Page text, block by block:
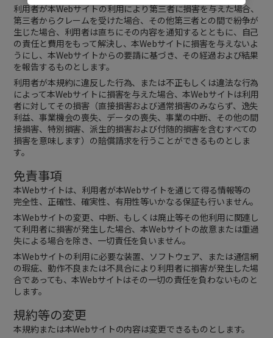
利用者が本Webサイトの利用により第三者に損害を与えた場合、
第三者からクレームを受けた場合、その他第三者との間で紛争が
生じた場合、利用者は直ちにその内容を通知するとともに、自己
の責任と費用をもって解決し、本Webサイトに損害を与えないよ
うにし、本Webサイトからの要請に基づき、その経過および結果
を報告するものとします。
利用者が本規約に違反した行為、または不正もしくは違法な行為
によって本Webサイトに損害を与えた場合、本Webサイトは利用
者に対してその損害（直接損害および通常損害のみならず、逸失
利益、事業機会の喪失、データの喪失、事業の中断、その他の間
接損害、特別損害、派生的損害および付随的損害を含むすべての
損害を意味します）の賠償請求を行うことができるものとしま
す。
免責事項
本Webサイトは、利用者が本Webサイトを通じて得る情報等の
完全性、正確性、確実性、有用性等いかなる保証も行いません。
本Webサイトの変更、中断、もしくは廃止等その他利用に関連し
て利用者に損害が発生した場合、本Webサイトの故意または重過
失による場合を除き、一切責任を負いません。
本Webサイトの利用に必要な装置、ソフトウェア、または通信網
の瑕疵、動作不良または不具合により利用者に損害が発生した場
合であっても、本Webサイトはその一切の責任を負わないものと
します。
規約等の変更
本規約または本Webサイトの内容は変更できるものとします。